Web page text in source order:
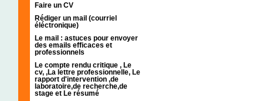
Faire un CV
Rédiger un mail (courriel
éléctronique)
Le mail : astuces pour envoyer
des emails efficaces et
professionnels
Le compte rendu critique , Le
cv, ,La lettre professionnelle, Le
rapport d'intervention ,de
laboratoire,de recherche,de
stage et Le résumé